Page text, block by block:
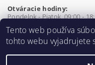
Otváracie hodiny:
Pondelok - Piatok 09:00 -
0905 539 927
Tento web používa
tohto webu vyjadrujete